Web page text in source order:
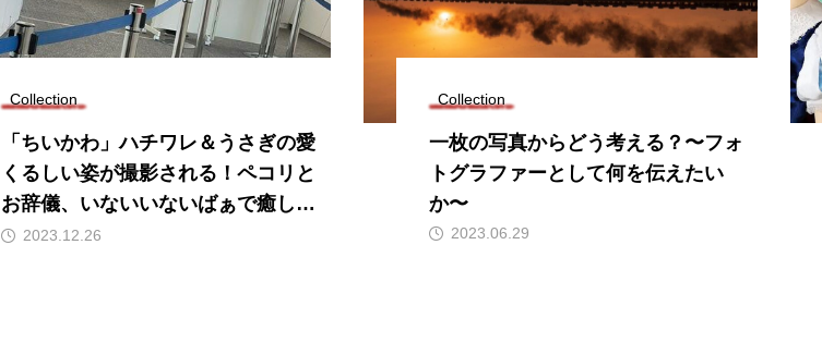
Collection
「ちいかわ」ハチワレ＆うさぎの愛
くるしい姿が撮影される！ペコリと
お辞儀、いないいないばぁで癒し効
果満点
2023.12.26
Collection
一枚の写真からどう考える？〜フォ
トグラファーとして何を伝えたい
か〜
2023.06.29